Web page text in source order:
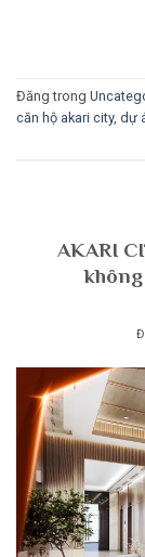
Đăng trong
căn hộ akari city, dự
AKARI